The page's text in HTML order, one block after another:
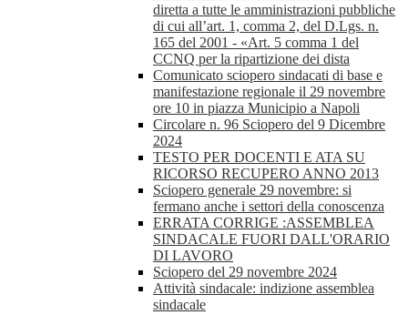
diretta a tutte le amministrazioni pubbliche
di cui all’art. 1, comma 2, del D.Lgs. n.
165 del 2001 - «Art. 5 comma 1 del
CCNQ per la ripartizione dei dista
Comunicato sciopero sindacati di base e
manifestazione regionale il 29 novembre
ore 10 in piazza Municipio a Napoli
Circolare n. 96 Sciopero del 9 Dicembre
2024
TESTO PER DOCENTI E ATA SU
RICORSO RECUPERO ANNO 2013
Sciopero generale 29 novembre: si
fermano anche i settori della conoscenza
ERRATA CORRIGE :ASSEMBLEA
SINDACALE FUORI DALL'ORARIO
DI LAVORO
Sciopero del 29 novembre 2024
Attività sindacale: indizione assemblea
sindacale